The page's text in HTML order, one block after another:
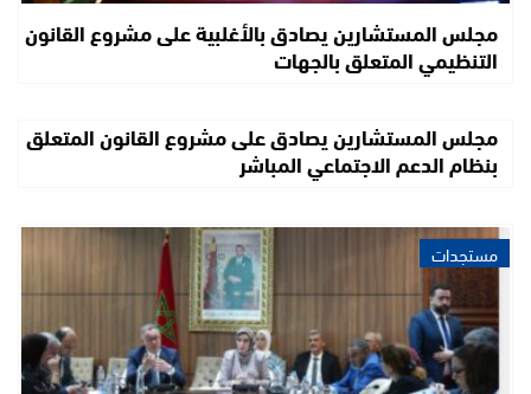
مجلس المستشارين يصادق بالأغلبية على مشروع القانون
التنظيمي المتعلق بالجهات
مجلس المستشارين يصادق على مشروع القانون المتعلق
بنظام الدعم الاجتماعي المباشر
مستجدات